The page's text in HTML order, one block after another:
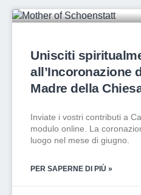
Unisciti
all’Incoronazione
Madre della
Inviate i vostri contributi a
modulo online. La
luogo nel mese di giugno.
PER SAPERNE DI PIÙ »